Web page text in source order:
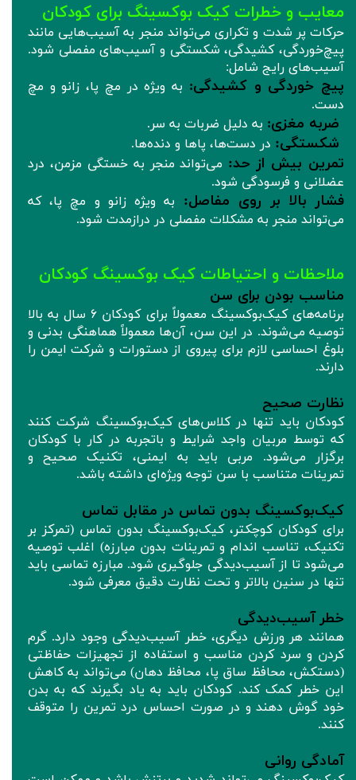
معایب و خطرات کیک بوکسینگ برای کودکان
حرکات پر شدت و تکراری می‌تواند منجر به آسیب‌هایی مانند
پیچ‌خوردگی، کشیدگی، شکستگی و آسیب‌های مفصلی شود.
آسیب‌های رایج شامل:
پیچ‌ خوردگی و کشیدگی: به ویژه در مچ پا، زانو و مچ
دست.
ضربه مغزی: به دلیل ضربات به سر.
شکستگی: در دست‌ها، پاها و دنده‌ها.
تمرین بیش از حد: می‌تواند منجر به خستگی مزمن، درد
عضلانی و فرسودگی شود.
فشار بالا بر روی مفاصل: به ویژه زانو و مچ پا، که
می‌تواند منجر به مشکلات مفصلی در درازمدت شود.
ملاحظات و احتیاطات کیک بوکسینگ کودکان
مناسب بودن برای سن
برنامه‌های کیک‌بوکسینگ معمولاً برای کودکان ۶ سال به بالا
توصیه می‌شوند. در این سن، آن‌ها معمولاً هماهنگی بدنی و
بلوغ احساسی لازم برای پیروی از دستورات و شرکت ایمن را
دارند.
نظارت صحیح
کودکان باید تنها در کلاس‌های کیک‌بوکسینگ شرکت کنند
که توسط مربیان واجد شرایط و باتجربه در کار با کودکان
برگزار می‌شود. مربی باید به ایمنی، تکنیک صحیح و
تمرینات متناسب با سن توجه ویژه‌ای داشته باشد.
کیک‌بوکسینگ بدون تماس در مقابل تماس
برای کودکان کوچکتر، کیک‌بوکسینگ بدون تماس (تمرکز بر
تکنیک، تناسب اندام و تمرینات بدون مبارزه) اغلب توصیه
می‌شود تا از آسیب‌دیدگی جلوگیری شود. مبارزه تماسی باید
تنها در سنین بالاتر و تحت نظارت دقیق معرفی شود.
خطر آسیب‌دیدگی
همانند هر ورزش دیگری، خطر آسیب‌دیدگی وجود دارد. گرم
کردن و سرد کردن مناسب و استفاده از تجهیزات حفاظتی
(دستکش، محافظ ساق پا، محافظ دهان) می‌تواند به کاهش
این خطر کمک کند. کودکان باید به یاد بگیرند که به بدن
خود گوش دهند و در صورت احساس درد تمرین را متوقف
کنند.
آمادگی روانی